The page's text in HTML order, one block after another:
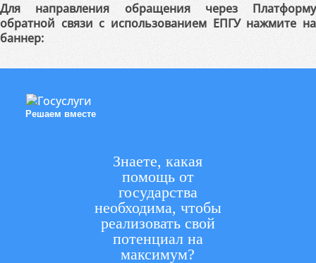
Для направления обращения через Платформу
обратной связи с использованием ЕПГУ нажмите на
баннер:
Решаем вместе
Знаете, какая
помощь от
государства
необходима, чтобы
реализовать свой
потенциал на
максимум?